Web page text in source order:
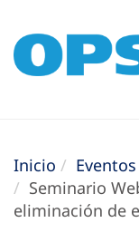
Inicio
Eventos
Seminario
eliminación de